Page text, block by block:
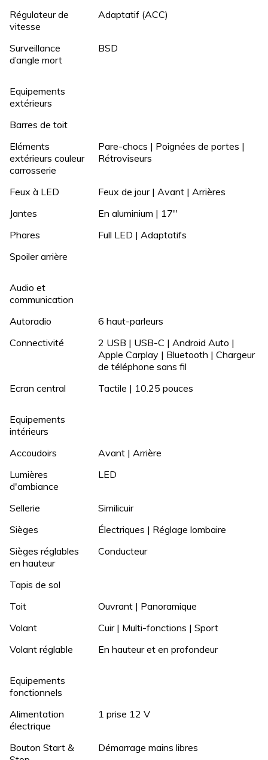
Régulateur de
vitesse
Adaptatif (ACC)
Surveillance
d’angle mort
BSD
Equipements
extérieurs
Barres de toit
Eléments
extérieurs couleur
carrosserie
Pare-chocs | Poignées de portes |
Rétroviseurs
Feux à LED
Feux de jour | Avant | Arrières
Jantes
En aluminium | 17''
Phares
Full LED | Adaptatifs
Spoiler arrière
Audio et
communication
Autoradio
6 haut-parleurs
Connectivité
2 USB | USB-C | Android Auto |
Apple Carplay | Bluetooth | Chargeur
de téléphone sans fil
Ecran central
Tactile | 10.25 pouces
Equipements
intérieurs
Accoudoirs
Avant | Arrière
Lumières
d'ambiance
LED
Sellerie
Similicuir
Sièges
Électriques | Réglage lombaire
Sièges réglables
en hauteur
Conducteur
Tapis de sol
Toit
Ouvrant | Panoramique
Volant
Cuir | Multi-fonctions | Sport
Volant réglable
En hauteur et en profondeur
Equipements
fonctionnels
Alimentation
électrique
1 prise 12 V
Bouton Start &
Démarrage mains libres